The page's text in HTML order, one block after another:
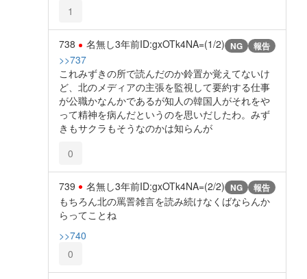
1
738 名無し3年前ID:gxOTk4NA=(1/2) NG 報告
>>737
これみずきの所で読んだのか鈴置か覚えてないけ
ど、北のメディアの主張を監視して要約する仕事
が公職かなんかであるが知人の韓国人がそれをや
って精神を病んだというのを思いだしたわ。みず
きもサクラもそうなのかは知らんが
0
739 名無し3年前ID:gxOTk4NA=(2/2) NG 報告
もちろん北の罵詈雑言を読み続けなくばならんか
らってことね
>>740
0